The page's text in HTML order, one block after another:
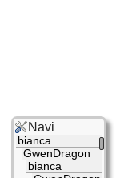
Navi
bianca
GwenDragon
bianca